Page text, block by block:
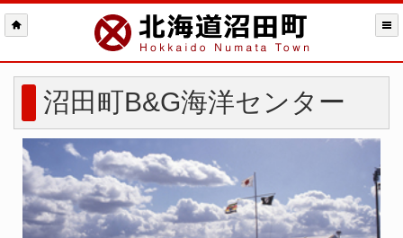
沼田町B&G海洋センター